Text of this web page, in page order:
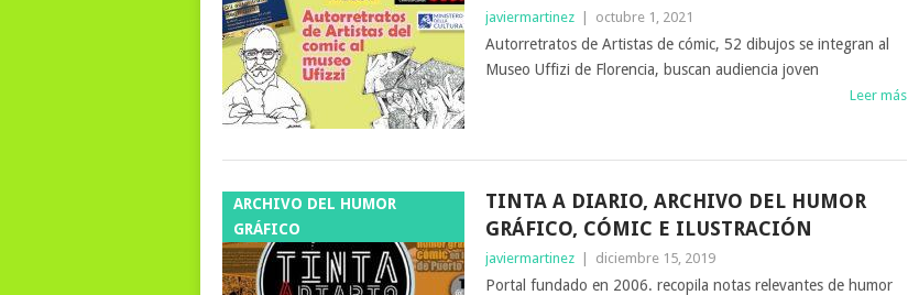
javiermartinez | octubre 1, 2021
Autorretratos de Artistas de cómic, 52 dibujos se integran al
Museo Uffizi de Florencia, buscan audiencia joven
Leer más
ARCHIVO DEL HUMOR
GRÁFICO
TINTA A DIARIO, ARCHIVO DEL HUMOR
GRÁFICO, CÓMIC E ILUSTRACIÓN
javiermartinez | diciembre 15, 2019
Portal fundado en 2006. recopila notas relevantes de humor